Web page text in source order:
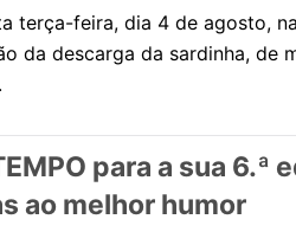
terça-feira, dia 4 de agosto,
da descarga da sardinha, de
para a sua 6.ª
ao melhor humor